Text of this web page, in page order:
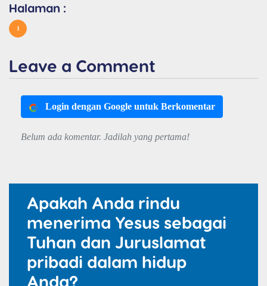
Halaman :
1
Leave a Comment
Login dengan Google untuk Berkomentar
Belum ada komentar. Jadilah yang pertama!
Apakah Anda rindu
menerima Yesus sebagai
Tuhan dan Juruslamat
pribadi dalam hidup
Anda?